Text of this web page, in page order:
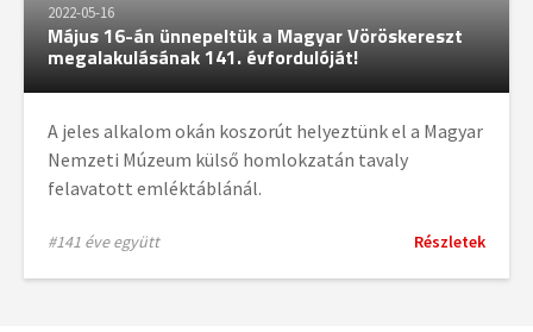
2022-05-16
Május 16-án ünnepeltük a Magyar Vöröskereszt
megalakulásának 141. évfordulóját!
A jeles alkalom okán koszorút helyeztünk el a Magyar
Nemzeti Múzeum külső homlokzatán tavaly
felavatott emléktáblánál.
#141 éve együtt Részletek